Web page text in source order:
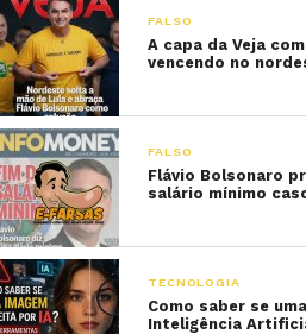
FALSO
A capa da Veja
vencendo no
FALSO
Flávio Bolsonaro
salário mínimo
TECNOLOGIA
Como saber se
Inteligência